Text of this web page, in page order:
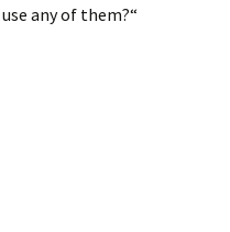
any of them?“